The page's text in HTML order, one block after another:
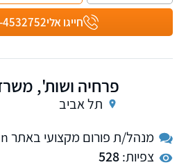
חייגו אלי
פרחיה ושות',
תל אביב
מנהל/ת פורום מקצועי באתר din
צפיות:528